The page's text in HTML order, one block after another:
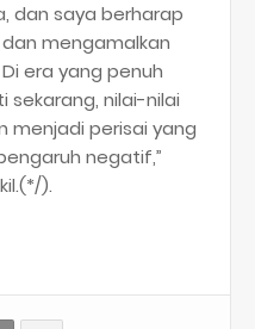
dan saya berharap
mengamalkan
era yang penuh
nilai-nilai
menjadi perisai yang
negatif,”
).